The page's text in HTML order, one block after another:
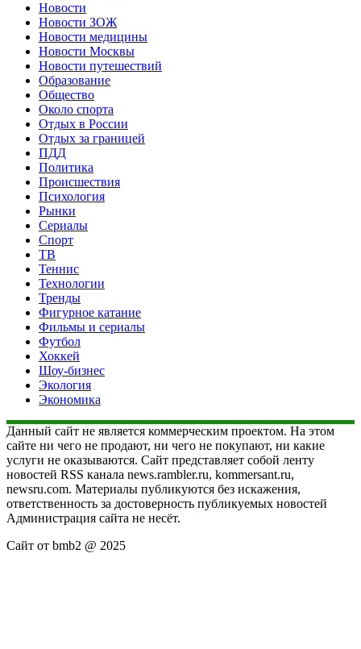
Новости
Новости ЗОЖ
Новости медицины
Новости Москвы
Новости путешествий
Образование
Общество
Около спорта
Отдых в России
Отдых за границей
ПДД
Политика
Происшествия
Психология
Рынки
Сериалы
Спорт
ТВ
Теннис
Технологии
Тренды
Фигурное катание
Фильмы и сериалы
Футбол
Хоккей
Шоу-бизнес
Экология
Экономика
Данный сайт не является коммерческим проектом. На этом
сайте ни чего не продают, ни чего не покупают, ни какие
услуги не оказываются. Сайт представляет собой ленту
новостей RSS канала news.rambler.ru, kommersant.ru,
newsru.com. Материалы публикуются без искажения,
ответственность за достоверность публикуемых новостей
Администрация сайта не несёт.
Сайт от bmb2 @ 2025